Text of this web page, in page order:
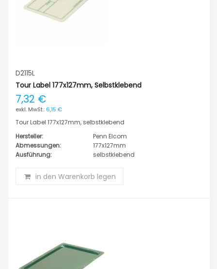
D2115L
Tour Label 177x127mm, Selbstklebend
7,32 €
6,15 €
Tour Label 177x127mm, selbstklebend
Hersteller:
Penn Elcom
Abmessungen:
177x127mm
Ausführung:
selbstklebend
in den Warenkorb legen